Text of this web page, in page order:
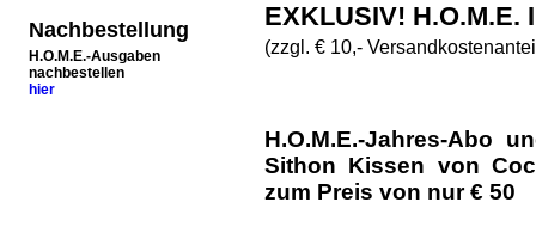
Nachbestellung
H.O.M.E.-Ausgaben
nachbestellen
hier
EXKLUSIV! H.O.M.E.
(zzgl. € 10,-
H.O.M.E.-Jahres-Abo
Sithon Kissen von
zum Preis von nur € 50